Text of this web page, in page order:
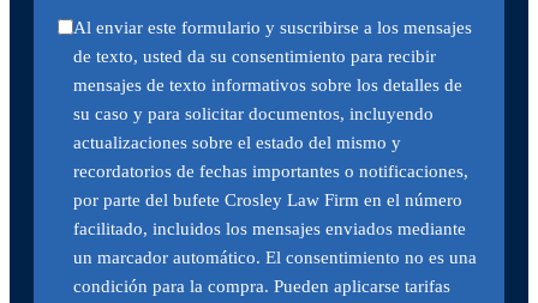
Al enviar este formulario y suscribirse a los mensajes
de texto, usted da su consentimiento para recibir
mensajes de texto informativos sobre los detalles de
su caso y para solicitar documentos, incluyendo
actualizaciones sobre el estado del mismo y
recordatorios de fechas importantes o notificaciones,
por parte del bufete Crosley Law Firm en el número
facilitado, incluidos los mensajes enviados mediante
un marcador automático. El consentimiento no es una
condición para la compra. Pueden aplicarse tarifas